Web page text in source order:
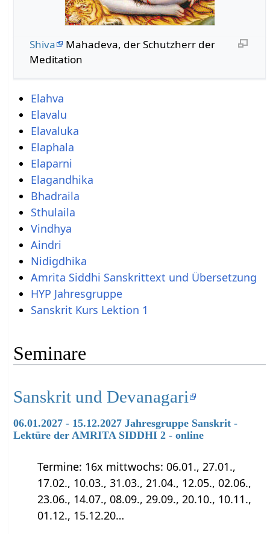
Shiva
Mahadeva, der Schutzherr der
Meditation
Elahva
Elavalu
Elavaluka
Elaphala
Elaparni
Elagandhika
Bhadraila
Sthulaila
Vindhya
Aindri
Nidigdhika
Amrita Siddhi Sanskrittext und Übersetzung
HYP Jahresgruppe
Sanskrit Kurs Lektion 1
Seminare
Sanskrit und Devanagari
06.01.2027 - 15.12.2027 Jahresgruppe Sanskrit -
Lektüre der AMRITA SIDDHI 2 - online
Termine: 16x mittwochs: 06.01., 27.01.,
17.02., 10.03., 31.03., 21.04., 12.05., 02.06.,
23.06., 14.07., 08.09., 29.09., 20.10., 10.11.,
01.12., 15.12.20…